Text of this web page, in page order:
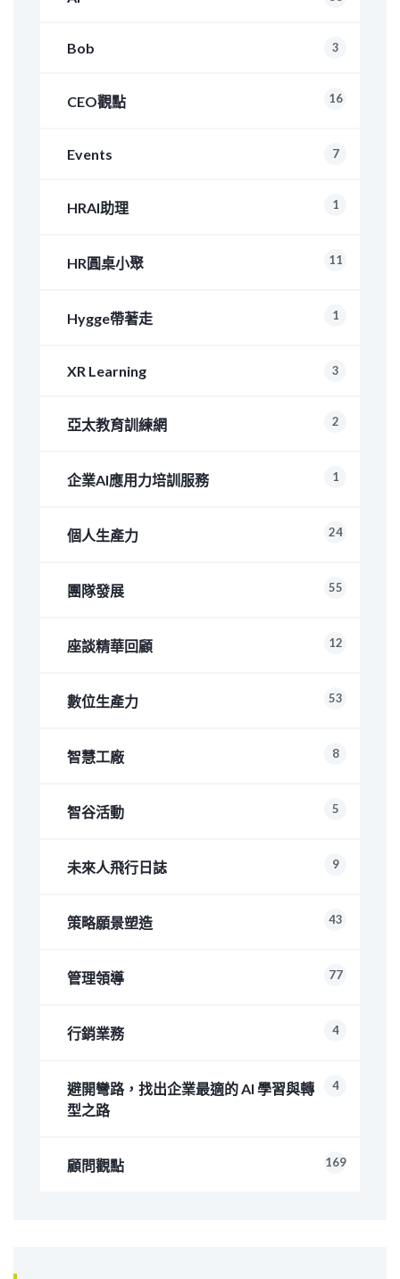
Bob 3
CEO觀點 16
Events 7
HRAI助理 1
HR圓桌小聚 11
Hygge帶著走 1
XR Learning 3
亞太教育訓練網 2
企業AI應用力培訓服務 1
個人生產力 24
團隊發展 55
座談精華回顧 12
數位生產力 53
智慧工廠 8
智谷活動 5
未來人飛行日誌 9
策略願景塑造 43
管理領導 77
行銷業務 4
避開彎路，找出企業最適的 AI 學習與轉
型之路
4
顧問觀點 169